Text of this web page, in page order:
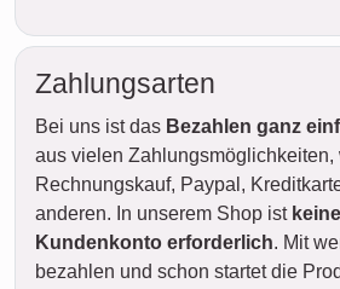
Zahlungsarten
Bei uns ist das Bezahlen ganz
aus vielen Zahlungsmöglichkeiten,
Rechnungskauf, Paypal,
anderen. In unserem Shop ist
Kundenkonto erforderlich. Mit
bezahlen und schon startet die